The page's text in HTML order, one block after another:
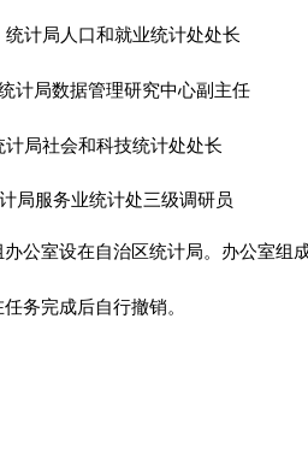
计局人口和就业统计处处长
局数据管理研究中心副主任
局社会和科技统计处处长
服务业统计处三级调研员
办公室设在自治区统计局。办公室组
务完成后自行撤销。